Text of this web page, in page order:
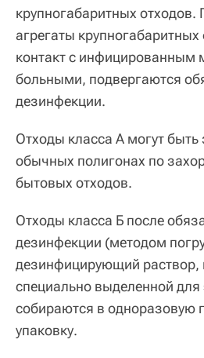
крупногабаритных отходов.
агрегаты
контакт с инфицированным
больными, подвергаются
дезинфекции.
Отходы класса А могут
обычных полигонах по
бытовых отходов.
Отходы класса Б после
дезинфекции (методом
дезинфицирующий раствор,
специально выделенной для
собираются в одноразовую
упаковку.